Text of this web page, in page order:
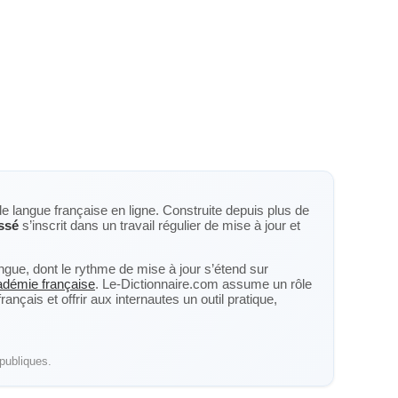
langue française en ligne. Construite depuis plus de
s’inscrit dans un travail régulier de mise à jour et
dont le rythme de mise à jour s’étend sur
française. Le-Dictionnaire.com assume un rôle
et offrir aux internautes un outil pratique,